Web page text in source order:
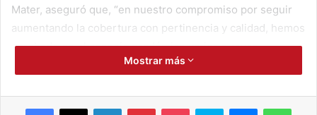
Mater, aseguró que, “en nuestro compromiso por seguir
aumentando la cobertura con pertinencia y calidad, hemos
aprobado en el consejo académico varios nuevos
programas de pregrado”.
Programas innovadores y con enfoque territorial
Mostrar más